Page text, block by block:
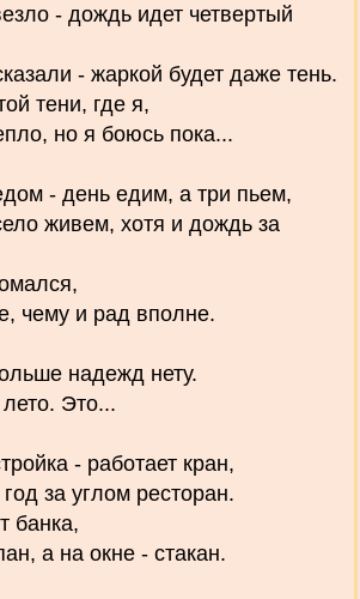
- дождь идет четвертый
- жаркой будет даже тень.
тени, где я,
но я боюсь пока...
- день едим, а три пьем,
живем, хотя и дождь за
чему и рад вполне.
надежд нету.
Это...
- работает кран,
за углом ресторан.
банка,
а на окне - стакан.